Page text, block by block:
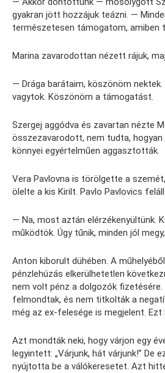
gyakran jött hozzájuk teázni. —
természetesen támogatom, amiben
Marina zavarodottan nézett rájuk,
— Drága barátaim, köszönöm
vagytok. Köszönöm a támogatást.
Szergej aggódva és zavartan nézte
összezavarodott, nem tudta, hogyan
könnyei egyértelműen aggasztották.
Vera Pavlovna is törölgette a
ölelte a kis Kirilt. Pavlo Pavlovics
— Na, most aztán elérzékenyültünk.
működtök. Úgy tűnik, minden jól
Anton kiborult dühében. A
pénzlehúzás elkerülhetetlen
nem volt pénz a dolgozók fizetésére.
felmondtak, és nem titkolták a
még az ex-felesége is megjelent.
Azt mondták neki, hogy várjon egy
legyintett: „Várjunk, hát várjunk!” De
nyújtotta be a válókeresetet. Azt